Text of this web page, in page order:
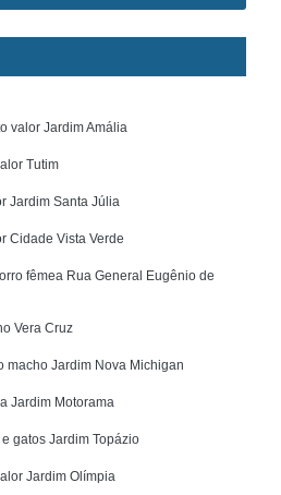
valor Jardim Amália
Tutim
Jardim Santa Júlia
Cidade Vista Verde
fêmea Rua General Eugênio de
Vera Cruz
macho Jardim Nova Michigan
Jardim Motorama
gatos Jardim Topázio
Jardim Olímpia